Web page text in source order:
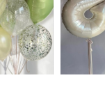
37 67